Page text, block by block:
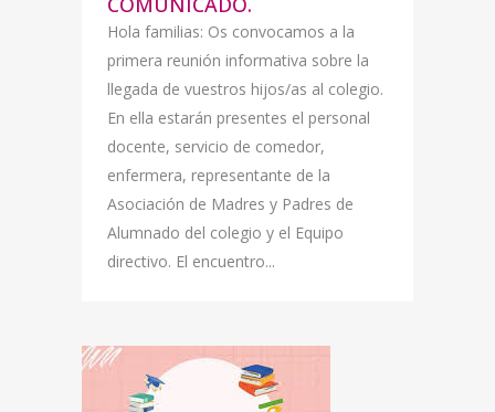
Hola familias: Os convocamos a la
primera reunión informativa sobre la
llegada de vuestros hijos/as al colegio.
En ella estarán presentes el personal
docente, servicio de comedor,
enfermera, representante de la
Asociación de Madres y Padres de
Alumnado del colegio y el Equipo
directivo. El encuentro...